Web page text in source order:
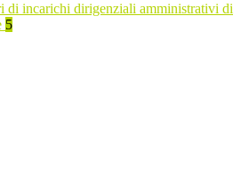
di incarichi dirigenziali amministrativi di
5